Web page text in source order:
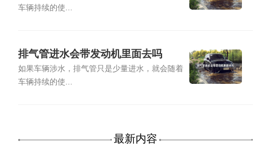
车辆持续的使...
排气管进水会带发动机里面去吗
如果车辆涉水，排气管只是少量进水，就会随着
车辆持续的使...
最新内容